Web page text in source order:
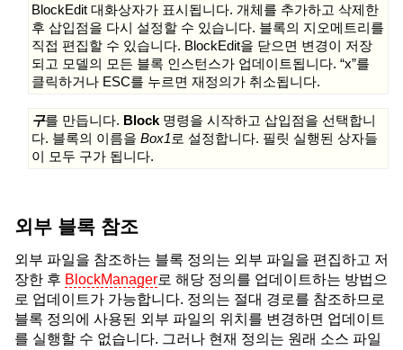
BlockEdit 대화상자가 표시됩니다. 개체를 추가하고 삭제한
후 삽입점을 다시 설정할 수 있습니다. 블록의 지오메트리를
직접 편집할 수 있습니다. BlockEdit을 닫으면 변경이 저장
되고 모델의 모든 블록 인스턴스가 업데이트됩니다. “x”를
클릭하거나 ESC를 누르면 재정의가 취소됩니다.
구를 만듭니다. Block명령을 시작하고 삽입점을 선택합니
다. 블록의 이름을 Box1로 설정합니다. 필릿 실행된 상자들
이 모두 구가 됩니다.
외부 블록 참조
외부 파일을 참조하는 블록 정의는 외부 파일을 편집하고 저
장한 후 BlockManager로 해당 정의를 업데이트하는 방법으
로 업데이트가 가능합니다. 정의는 절대 경로를 참조하므로
블록 정의에 사용된 외부 파일의 위치를 변경하면 업데이트
를 실행할 수 없습니다. 그러나 현재 정의는 원래 소스 파일